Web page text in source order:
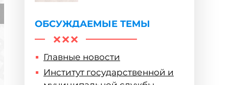
ОБСУЖДАЕМЫЕ ТЕМЫ
Главные новости
Институт государственной и